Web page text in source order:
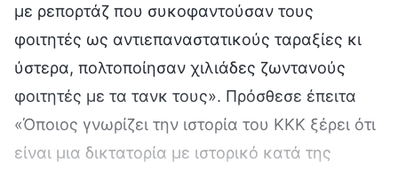
με ρεπορτάζ που συκοφαντούσαν τους
φοιτητές ως αντιεπαναστατικούς ταραξίες κι
ύστερα, πολτοποίησαν χιλιάδες ζωντανούς
φοιτητές με τα τανκ τους». Πρόσθεσε έπειτα
«Όποιος γνωρίζει την ιστορία του ΚΚΚ ξέρει ότι
είναι μια δικτατορία με ιστορικό κατά της